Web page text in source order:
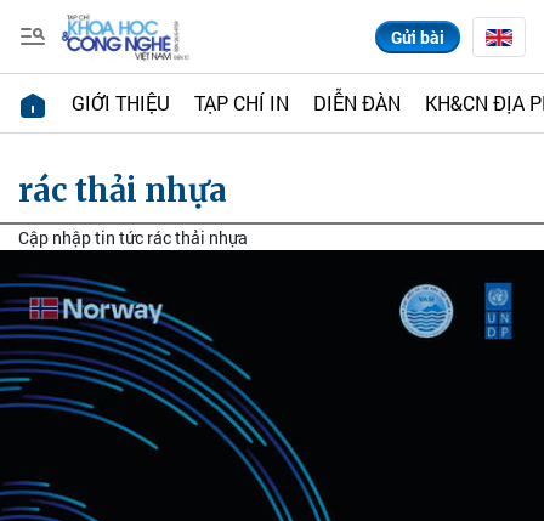
Gửi bài
GIỚI THIỆU TẠP CHÍ IN DIỄN ĐÀN KH&CN ĐỊA
rác thải nhựa
Cập nhập tin tức rác thải nhựa